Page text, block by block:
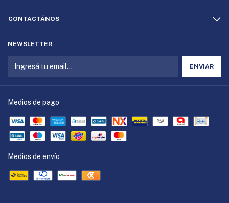
CONTACTÁNOS
NEWSLETTER
Medios de pago
Medios de envío